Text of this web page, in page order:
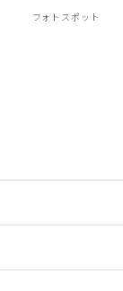
フォトスポット